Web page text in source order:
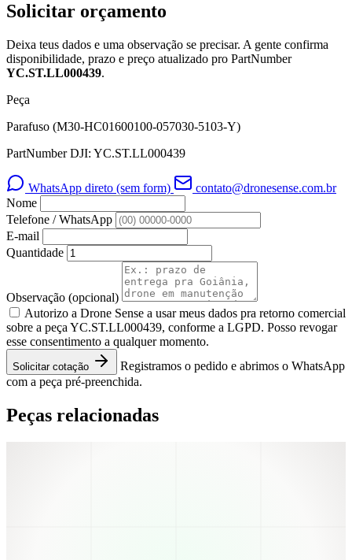
Solicitar orçamento
Deixa teus dados e uma observação se precisar. A gente confirma
disponibilidade, prazo e preço atualizado pro PartNumber
YC.ST.LL000439.
Peça
Parafuso (M30-HC01600100-057030-5103-Y)
PartNumber DJI: YC.ST.LL000439
WhatsApp direto (sem form)
contato@dronesense.com.br
Nome
Telefone / WhatsApp
E-mail
Quantidade
Observação (opcional)
Autorizo a Drone Sense a usar meus dados pra retorno comercial
sobre a peça YC.ST.LL000439, conforme a LGPD. Posso revogar
esse consentimento a qualquer momento.
Solicitar cotação
Registramos o pedido e abrimos o WhatsApp
com a peça pré-preenchida.
Peças relacionadas